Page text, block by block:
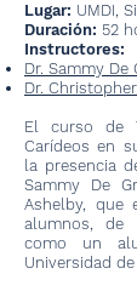
Lugar: UMDI,
Duración: 52
Instructores:
Dr. Sammy De
Dr.
El curso de
Carídeos en
la presencia
Sammy De
Ashelby, que
alumnos, de
como un
Universidad